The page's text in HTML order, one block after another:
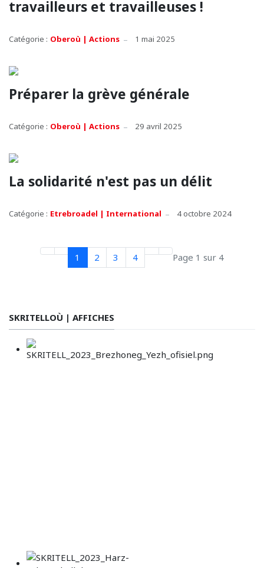
travailleurs et travailleuses !
Catégorie : Oberoù | Actions 1 mai 2025
Préparer la grève générale
Catégorie : Oberoù | Actions 29 avril 2025
La solidarité n'est pas un délit
Catégorie : Etrebroadel | International 4 octobre 2024
1 2 3 4 Page 1 sur 4
SKRITELLOÙ | AFFICHES